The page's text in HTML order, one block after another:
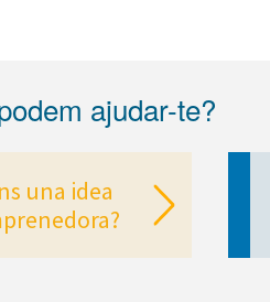
ajudar-te?
una idea